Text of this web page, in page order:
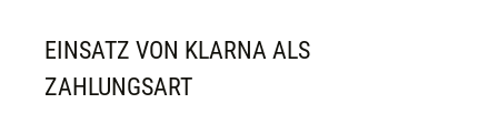
EINSATZ VON KLARNA ALS
ZAHLUNGSART